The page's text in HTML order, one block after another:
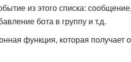
из этого списка:
бота в группу и т.д.
функция, которая получает